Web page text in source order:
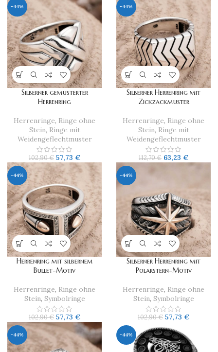
-44%
Silberner gemusterter
Herrenring
Herrenringe, Ringe ohne
Stein, Ringe mit
Weidengeflechtmuster
102,90€ 57,73 €
-44%
Silberner Herrenring mit
Zickzackmuster
Herrenringe, Ringe ohne
Stein, Ringe mit
Weidengeflechtmuster
112,70€ 63,23 €
-44%
Herrenring mit silbernem
Bullet-Motiv
Herrenringe, Ringe ohne
Stein, Symbolringe
102,90€ 57,73 €
-44%
​Silberner Herrenring mit
Polarstern-Motiv
Herrenringe, Ringe ohne
Stein, Symbolringe
102,90€ 57,73 €
-44% -44%